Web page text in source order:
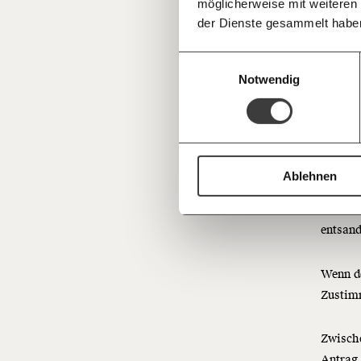
möglicherweise mit
der Dienste gesammelt
Notwendig
Ablehnen
Deine Spende absetzen:Fragen und
Im
Wenn